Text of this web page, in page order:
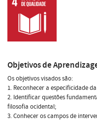
Objetivos de
Os objetivos visados são:
1. Reconhecer a especificidade
2. Identificar questões
filosofia ocidental;
3. Conhecer os campos de